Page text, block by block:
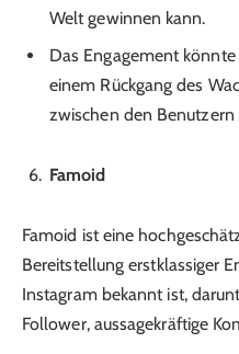
Welt gewinnen kann.
Das Engagement
einem Rückgang des
zwischen den
Famoid
Famoid ist eine
Bereitstellung erstklassiger
Instagram bekannt ist,
Follower, aussagekräftige